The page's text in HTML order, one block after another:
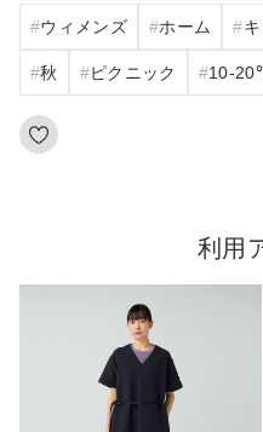
ウィメンズ ホーム
秋 ピクニック
利用